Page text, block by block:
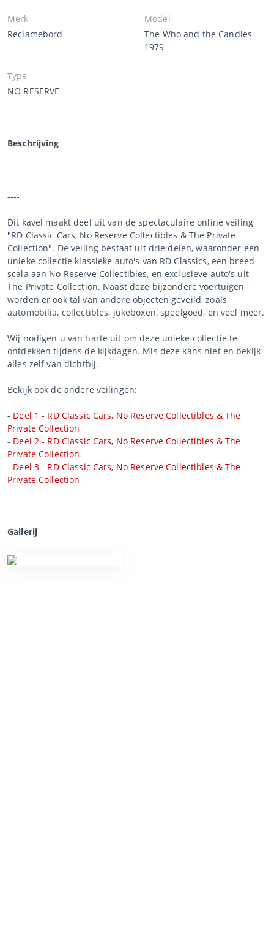
Merk
Reclamebord
Model
The Who and the Candles
1979
Type
NO RESERVE
Beschrijving
----
Dit kavel maakt deel uit van de spectaculaire online veiling
"RD Classic Cars, No Reserve Collectibles & The Private
Collection". De veiling bestaat uit drie delen, waaronder een
unieke collectie klassieke auto's van RD Classics, een breed
scala aan No Reserve Collectibles, en exclusieve auto's uit
The Private Collection. Naast deze bijzondere voertuigen
worden er ook tal van andere objecten geveild, zoals
automobilia, collectibles, jukeboxen, speelgoed, en veel meer.
Wij nodigen u van harte uit om deze unieke collectie te
ontdekken tijdens de kijkdagen. Mis deze kans niet en bekijk
alles zelf van dichtbij.
Bekijk ook de andere veilingen:
- Deel 1 - RD Classic Cars, No Reserve Collectibles & The
Private Collection
- Deel 2 - RD Classic Cars, No Reserve Collectibles & The
Private Collection
- Deel 3 - RD Classic Cars, No Reserve Collectibles & The
Private Collection
Gallerij